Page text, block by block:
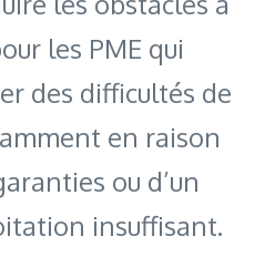
les PME qui
des difficultés de
en raison
ou d’un
insuffisant.